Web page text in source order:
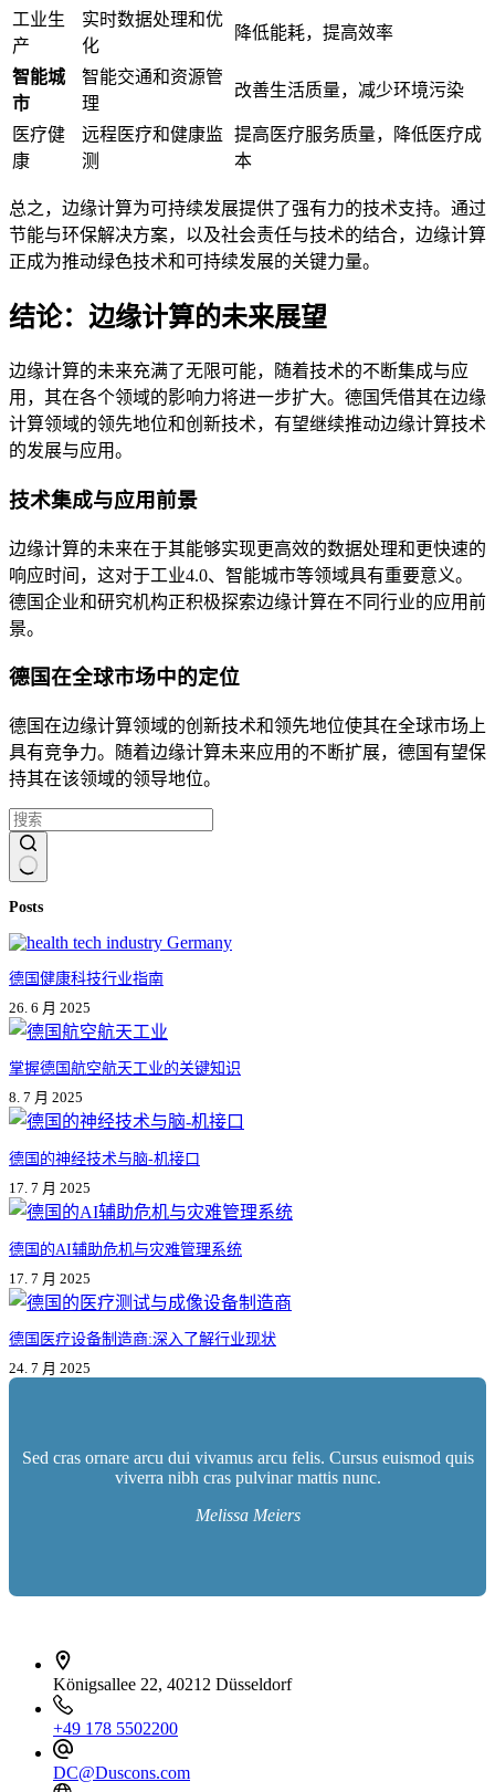
工业生
产
实时数据处理和优
化
降低能耗，提高效率
智能城
市
智能交通和资源管
理
改善生活质量，减少环境污染
医疗健
康
远程医疗和健康监
测
提高医疗服务质量，降低医疗成
本
总之，边缘计算为可持续发展提供了强有力的技术支持。通过
节能与环保解决方案，以及社会责任与技术的结合，边缘计算
正成为推动绿色技术和可持续发展的关键力量。
结论：边缘计算的未来展望
边缘计算的未来充满了无限可能，随着技术的不断集成与应
用，其在各个领域的影响力将进一步扩大。德国凭借其在边缘
计算领域的领先地位和创新技术，有望继续推动边缘计算技术
的发展与应用。
技术集成与应用前景
边缘计算的未来在于其能够实现更高效的数据处理和更快速的
响应时间，这对于工业4.0、智能城市等领域具有重要意义。
德国企业和研究机构正积极探索边缘计算在不同行业的应用前
景。
德国在全球市场中的定位
德国在边缘计算领域的创新技术和领先地位使其在全球市场上
具有竞争力。随着边缘计算未来应用的不断扩展，德国有望保
持其在该领域的领导地位。
果
Posts
德国健康科技行业指南
26. 6 月 2025
掌握德国航空航天工业的关键知识
8. 7 月 2025
德国的神经技术与脑-机接口
17. 7 月 2025
德国的AI辅助危机与灾难管理系统
17. 7 月 2025
德国医疗设备制造商:深入了解行业现状
24. 7 月 2025
Sed cras ornare arcu dui vivamus arcu felis. Cursus euismod quis
viverra nibh cras pulvinar mattis nunc.
Melissa Meiers
Königsallee 22, 40212 Düsseldorf
+49 178 5502200
DC@Duscons.com